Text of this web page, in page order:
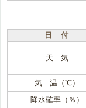
日 付
天 気
気 温（℃）
降水確率（％）